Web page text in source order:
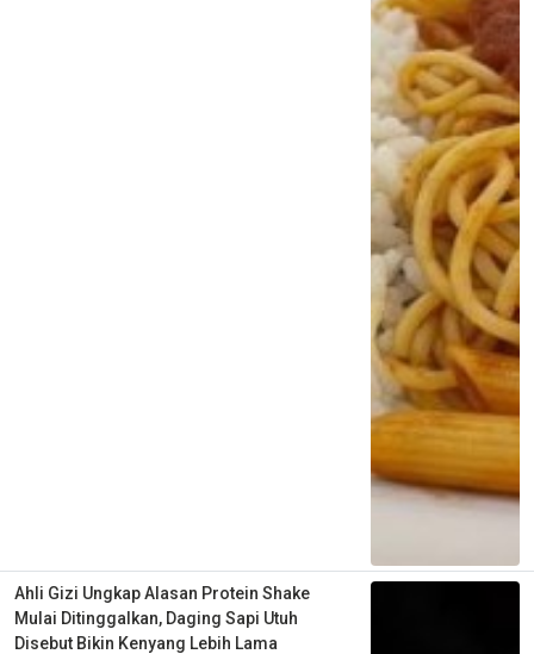
Ahli Gizi Ungkap Alasan Protein Shake
Mulai Ditinggalkan, Daging Sapi Utuh
Disebut Bikin Kenyang Lebih Lama